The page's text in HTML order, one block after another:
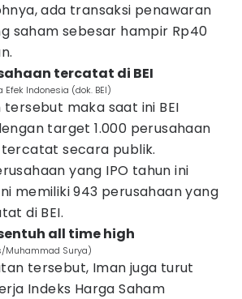
ada transaksi penawaran
saham sebesar hampir Rp40
tercatat di BEI
Efek Indonesia (dok. BEI)
maka saat ini BEI
target 1.000 perusahaan
secara publik.
yang IPO tahun ini
memiliki 943 perusahaan yang
di BEI.
all time high
Muhammad Surya)
tersebut, Iman juga turut
Indeks Harga Saham